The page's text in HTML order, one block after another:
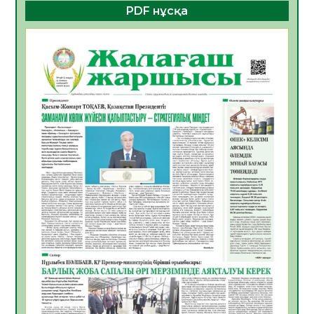
05.08.2026
19 0
Қазақстандықтардың 72,3%-ы жаңа
Құрылтай үшін дауыс беруге дайын
05.08.2026
21
ӘРБІР ДАУЫС – ҚОҒАМ ДАМУЫНА
ҚОСЫЛҒАН ҮЛЕС
05.08.2026
27
ҚҰРЫЛТАЙ САЙЛАУЫ – БІРЛІК ПЕН
ЖАУАПКЕРШІЛІККЕ БАСТАЙТЫН ҚАДАМ
05.08.2026
26
Мектептен – Ұлттық ұлан сапына
04.08.2026
36
Үкіметтік емес ұйымдарға арналған
сыйлықақы конкурсына өтінім қабылдау
басталды
PDF нұсқа